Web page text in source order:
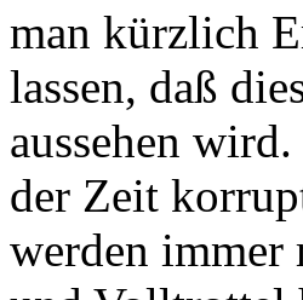
man kürzlich
lassen, daß
aussehen
der Zeit
werden immer